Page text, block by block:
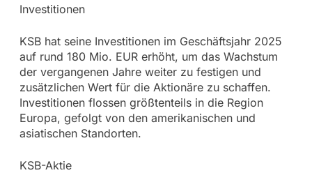
Investitionen
KSB hat seine Investitionen im Geschäftsjahr 2025
auf rund 180 Mio. EUR erhöht, um das Wachstum
der vergangenen Jahre weiter zu festigen und
zusätzlichen Wert für die Aktionäre zu schaffen.
Investitionen flossen größtenteils in die Region
Europa, gefolgt von den amerikanischen und
asiatischen Standorten.
KSB-Aktie